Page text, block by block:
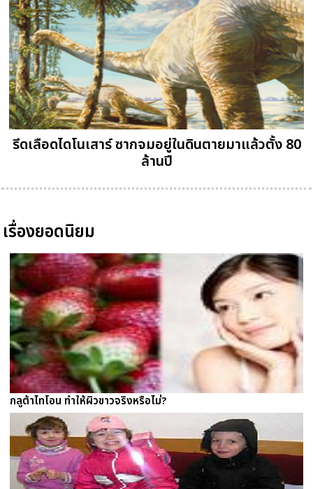
รีดเลือดไดโนเสาร์ ซากจมอยู่ในดินตายมาแล้วตั้ง 80
ล้านปี
เรื่องยอดนิยม
กลูต้าไทโอน ทำให้ผิวขาวจริงหรือไม่?